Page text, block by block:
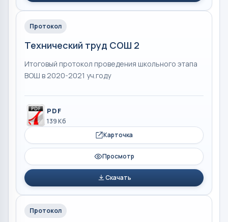
Протокол
Технический труд СОШ 2
Итоговый протокол проведения школьного этапа
ВОШ в 2020-2021 уч.году
PDF
139 Кб
Карточка
Просмотр
Скачать
Протокол